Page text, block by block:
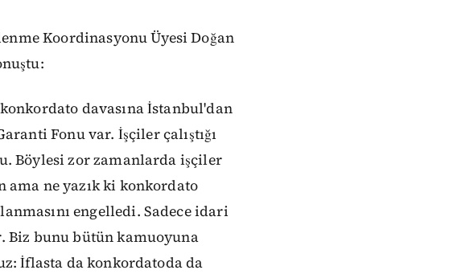
Koordinasyonu Üyesi Doğan
davasına İstanbul'dan
Fonu var. İşçiler çalıştığı
Böylesi zor zamanlarda işçiler
ne yazık ki konkordato
engelledi. Sadece idari
bunu bütün kamuoyuna
İflasta da konkordatoda da